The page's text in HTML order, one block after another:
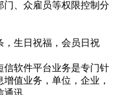
、众雇员等权限控制分
，生日祝福，会员日祝
信软件平台业务是专门针
值业务，单位，企业，
讯，